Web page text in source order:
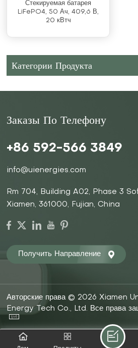
Стекируемая батарея
LiFePO4, 50 Ач, 409,6 В,
20 кВтч
Категории Продукта
Заказы По Телефону
+86 592-566 3849
info@uienergies.com
Rm 704, Building A02, Phase 3
Xiamen, 361000, Fujian, China
Получить Направление
Авторские права © 2026 Xiamen
Energy Tech Co., Ltd. Все права